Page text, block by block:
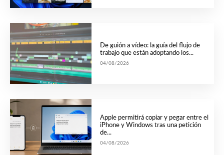
De guión a vídeo: la guía del flujo de
trabajo que están adoptando los...
04/08/2026
Apple permitirá copiar y pegar entre el
iPhone y Windows tras una petición
de...
04/08/2026